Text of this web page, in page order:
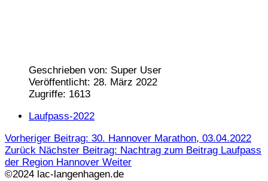
Geschrieben von: Super User
Veröffentlicht: 28. März 2022
Zugriffe: 1613
Laufpass-2022
Vorheriger Beitrag: 30. Hannover Marathon, 03.04.2022
Zurück Nächster Beitrag: Nachtrag zum Beitrag Laufpass
der Region Hannover Weiter
©2024 lac-langenhagen.de